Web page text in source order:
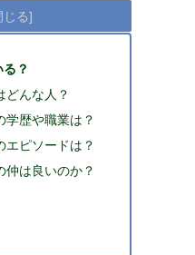
？
どんな人？
学歴や職業は？
エピソードは？
仲は良いのか？